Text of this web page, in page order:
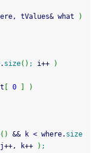
tValues& what
)
size( ) ; i++
)
0
)
( ) && k < where. size
j++, k++ ) ;